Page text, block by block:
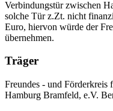
Verbindungstür zwischen
solche Tür z.Zt. nicht
Euro, hiervon würde der
übernehmen.
Träger
Freundes - und Förderkreis
Hamburg Bramfeld, e.V.